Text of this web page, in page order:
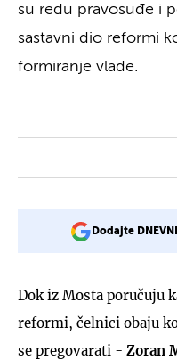
su redu pravosuđe i
sastavni dio reformi
formiranje vlade.
Dodajte
Dok iz Mosta poručuju
reformi, čelnici obaju
se pregovarati - Zoran